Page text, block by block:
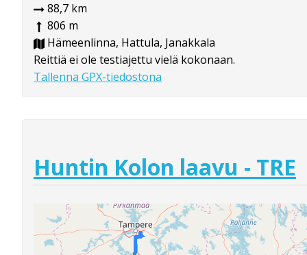
88,7 km
806 m
Hämeenlinna, Hattula, Janakkala
Reittiä ei ole testiajettu vielä kokonaan.
Tallenna GPX-tiedostona
Huntin Kolon laavu - TRE